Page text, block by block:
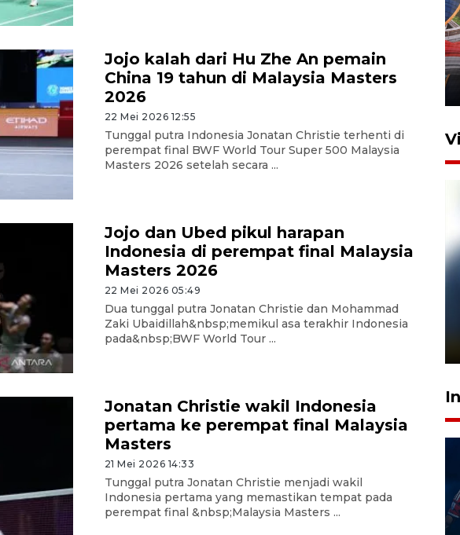
Jojo kalah dari Hu Zhe An pemain
China 19 tahun di Malaysia Masters
2026
22 Mei 2026 12:55
Tunggal putra Indonesia Jonatan Christie terhenti di
perempat final BWF World Tour Super 500 Malaysia
Masters 2026 setelah secara ...
Jojo dan Ubed pikul harapan
Indonesia di perempat final Malaysia
Masters 2026
22 Mei 2026 05:49
Dua tunggal putra Jonatan Christie dan Mohammad
Zaki Ubaidillah&nbsp;memikul asa terakhir Indonesia
pada&nbsp;BWF World Tour ...
Jonatan Christie wakil Indonesia
pertama ke perempat final Malaysia
Masters
21 Mei 2026 14:33
Tunggal putra Jonatan Christie menjadi wakil
Indonesia pertama yang memastikan tempat pada
perempat final &nbsp;Malaysia Masters ...
perlintasan sebidang di
Stasiun Bogor
12 Juni 2026 18:49
Pelanggan Filaha Farm setia
sampai 8 tahan?
1 Juni 2026 05:47